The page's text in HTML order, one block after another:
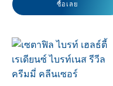
สภาพผิว
ซื้อเลย